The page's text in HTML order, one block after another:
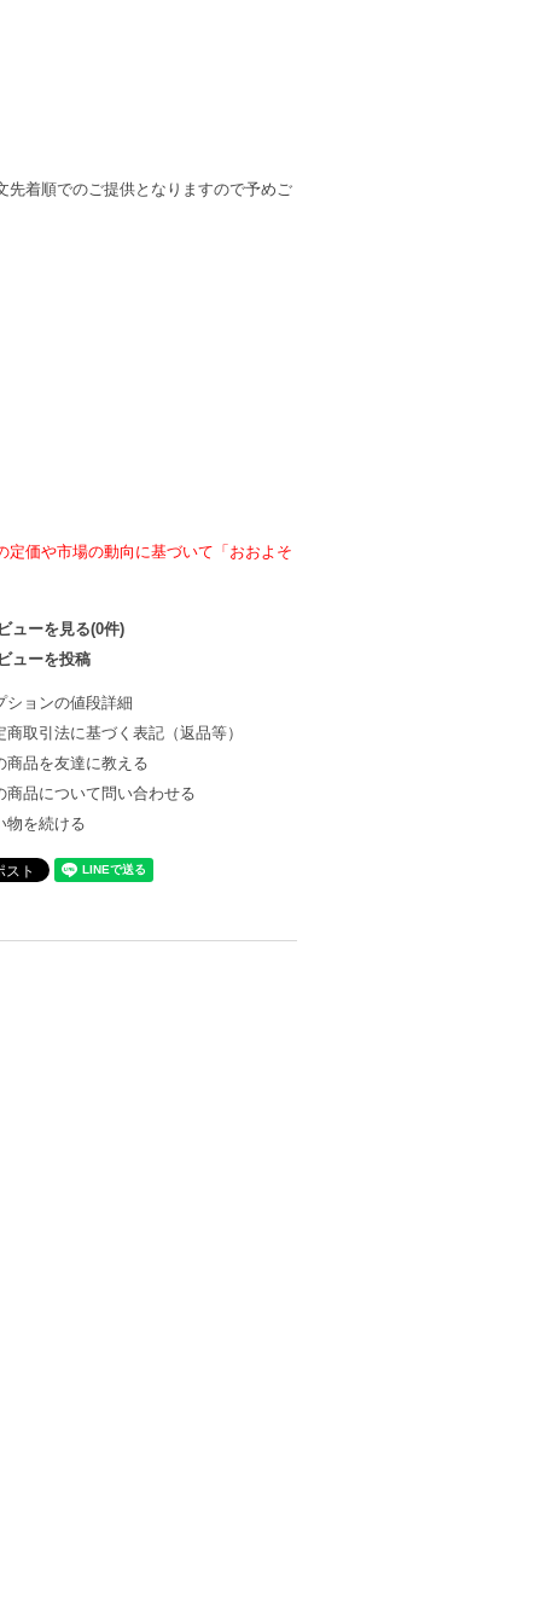
先着順でのご提供となりますので予めご
価や市場の動向に基づいて「おおよそ
ューを見る(0件)
ューを投稿
ションの値段詳細
商取引法に基づく表記（返品等）
商品を友達に教える
商品について問い合わせる
物を続ける